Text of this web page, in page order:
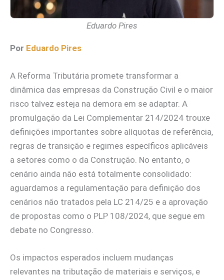
Eduardo Pires
Por Eduardo Pires
A Reforma Tributária promete transformar a
dinâmica das empresas da Construção Civil e o maior
risco talvez esteja na demora em se adaptar. A
promulgação da Lei Complementar 214/2024 trouxe
definições importantes sobre alíquotas de referência,
regras de transição e regimes específicos aplicáveis
a setores como o da Construção. No entanto, o
cenário ainda não está totalmente consolidado:
aguardamos a regulamentação para definição dos
cenários não tratados pela LC 214/25 e a aprovação
de propostas como o PLP 108/2024, que segue em
debate no Congresso.
Os impactos esperados incluem mudanças
relevantes na tributação de materiais e serviços, e